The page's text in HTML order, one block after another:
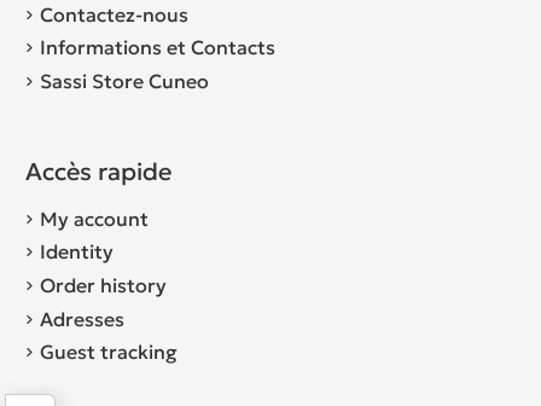
Contactez-nous
Informations et Contacts
Sassi Store Cuneo
Accès rapide
My account
Identity
Order history
Adresses
Guest tracking